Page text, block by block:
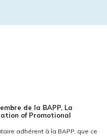
de la BAPP, La
of Promotional
adhérent à la BAPP, que ce